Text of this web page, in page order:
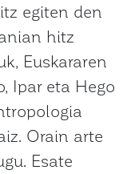
egiten den
hitz
Euskararen
Ipar eta Hego
Orain arte
Esate